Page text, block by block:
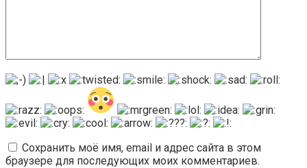
Сохранить моё имя, email и адрес сайта в этом
браузере для последующих моих комментариев.